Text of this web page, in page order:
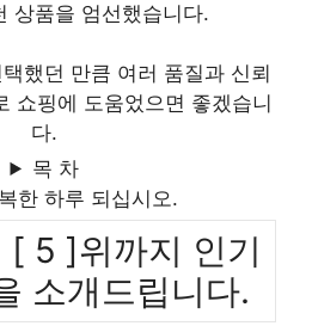
상품을 엄선했습니다.
했던 만큼 여러 품질과 신뢰
쇼핑에 도움었으면 좋겠습니
다.
목 차
한 하루 되십시오.
[ 5 ]위까지 인기
소개드립니다.